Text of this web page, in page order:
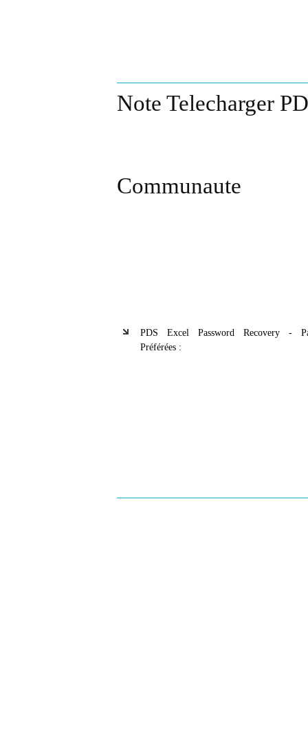
Note Telecharger
Communaute
PDS Excel Password Recovery -
Préférées :